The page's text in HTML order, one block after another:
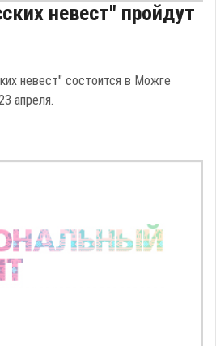
невест" пройдут
невест" состоится в Можге
апреля.